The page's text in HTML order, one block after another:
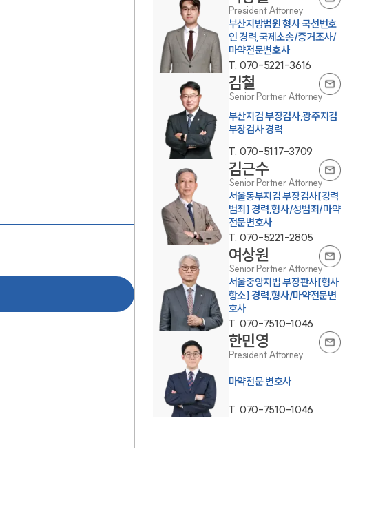
팀소개
팀소개
대륜의 강점
오시는 길
글로벌 파트너 로펌
고객의 소리
통합검색
President Attorney
부산지방법원 형사 국선변호
인 경력,국제소송/증거조사/
마약전문변호사
T. 070-5221-3616
김철
Senior Partner Attorney
부산지검 부장검사,광주지검
부장검사 경력
T. 070-5117-3709
김근수
Senior Partner Attorney
서울동부지검 부장검사[강력
범죄] 경력,형사/성범죄/마약
전문변호사
T. 070-5221-2805
여상원
Senior Partner Attorney
서울중앙지법 부장판사[형사
항소] 경력,형사/마약전문변
호사
T. 070-7510-1046
한민영
President Attorney
마약전문 변호사
T. 070-7510-1046